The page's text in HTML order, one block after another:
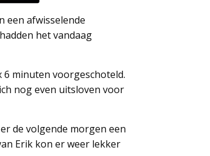
een afwisselende
het vandaag
6 minuten voorgeschoteld.
nog even uitsloven voor
de volgende morgen een
Erik kon er weer lekker